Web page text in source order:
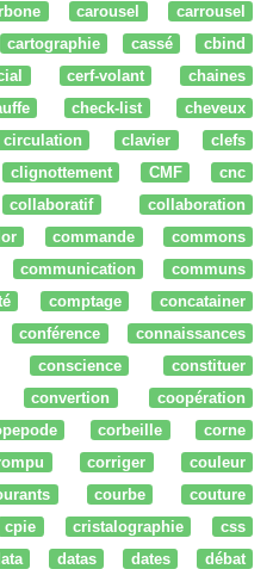
carousel
carrousel
cartographie cassé
cbind
cerf-volant
chaines
check-list
cheveux
circulation clavier
clefs
clignottement CMF
cnc
collaboratif
collaboration
commande
commons
communication
communs
comptage
concatainer
conférence
connaissances
conscience
constituer
convertion
coopération
corbeille
corne
corriger
couleur
courbe
couture
cpie cristalographie
css
datas dates
débat